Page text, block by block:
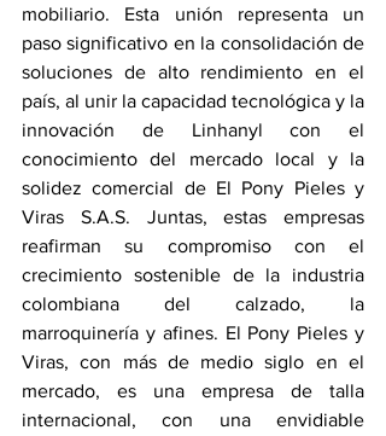
mobiliario. Esta unión representa un
paso significativo en la consolidación de
soluciones de alto rendimiento en el
país, al unir la capacidad tecnológica y la
innovación de Linhanyl con el
conocimiento del mercado local y la
solidez comercial de El Pony Pieles y
Viras S.A.S. Juntas, estas empresas
reafirman su compromiso con el
crecimiento sostenible de la industria
colombiana del calzado, la
marroquinería y afines. El Pony Pieles y
Viras, con más de medio siglo en el
mercado, es una empresa de talla
internacional, con una envidiable